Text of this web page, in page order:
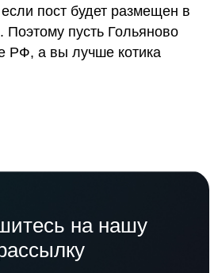
пост будет размещен в
Поэтому пусть Гольяново
РФ, а вы лучше котика
на нашу